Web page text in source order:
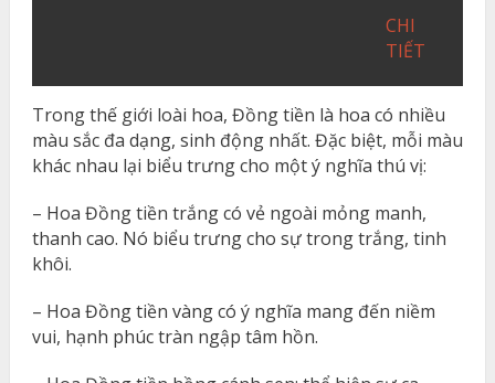
CHI
TIẾT
Trong thế giới loài hoa, Đồng tiền là hoa có nhiều
màu sắc đa dạng, sinh động nhất. Đặc biệt, mỗi màu
khác nhau lại biểu trưng cho một ý nghĩa thú vị:
– Hoa Đồng tiền trắng có vẻ ngoài mỏng manh,
thanh cao. Nó biểu trưng cho sự trong trắng, tinh
khôi.
– Hoa Đồng tiền vàng có ý nghĩa mang đến niềm
vui, hạnh phúc tràn ngập tâm hồn.